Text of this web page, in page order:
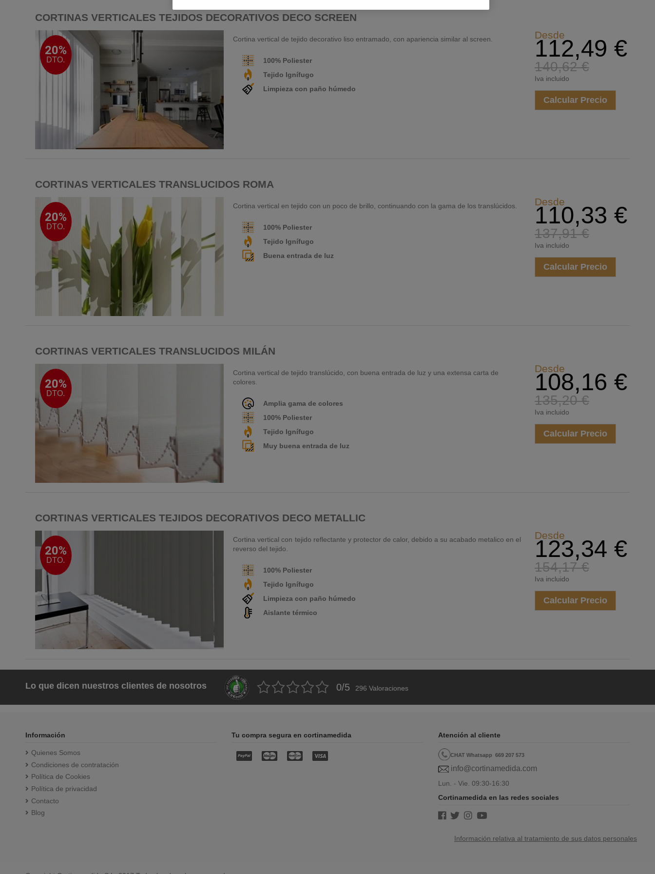
CORTINAS VERTICALES TEJIDOS DECORATIVOS DECO SCREEN
20%
DTO.
Cortina vertical de tejido decorativo liso entramado, con apariencia similar al screen.
100% Poliester
Tejido Ignífugo
Limpieza con paño húmedo
Desde
112,49 €
140,62 €
Iva incluido
Calcular Precio
CORTINAS VERTICALES TRANSLUCIDOS ROMA
20%
DTO.
Cortina vertical en tejido con un poco de brillo, continuando con la gama de los translúcidos.
100% Poliester
Tejido Ignífugo
Buena entrada de luz
Desde
110,33 €
137,91 €
Iva incluido
Calcular Precio
CORTINAS VERTICALES TRANSLUCIDOS MILÁN
20%
DTO.
Cortina vertical de tejido translúcido, con buena entrada de luz y una extensa carta de
colores.
Amplia gama de colores
100% Poliester
Tejido Ignífugo
Muy buena entrada de luz
Desde
108,16 €
135,20 €
Iva incluido
Calcular Precio
CORTINAS VERTICALES TEJIDOS DECORATIVOS DECO METALLIC
20%
DTO.
Cortina vertical con tejido reflectante y protector de calor, debido a su acabado metalico en el
reverso del tejido.
100% Poliester
Tejido Ignífugo
Limpieza con paño húmedo
Aislante térmico
Desde
123,34 €
154,17 €
Iva incluido
Calcular Precio
Lo que dicen nuestros clientes de nosotros 0/5 296 Valoraciones
Información
Quienes Somos
Condiciones de contratación
Política de Cookies
Política de privacidad
Contacto
Blog
Tu compra segura en cortinamedida Atención al cliente
CHAT Whatsapp 669 207 573
info@cortinamedida.com
Lun. - Vie. 09:30-16:30
Cortinamedida en las redes sociales
Información relativa al tratamiento de sus datos personales